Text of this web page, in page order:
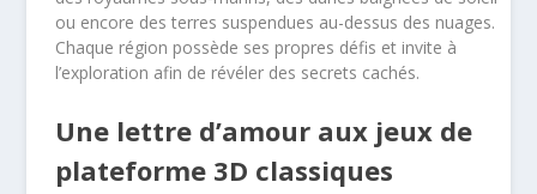
ou encore des terres suspendues au-dessus des nuages.
Chaque région possède ses propres défis et invite à
l’exploration afin de révéler des secrets cachés.
Une lettre d’amour aux jeux de
plateforme 3D classiques